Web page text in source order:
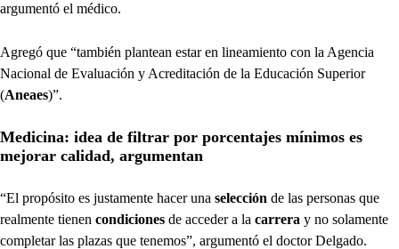
argumentó el médico.
Agregó que “también plantean estar en lineamiento con la Agencia
Nacional de Evaluación y Acreditación de la Educación Superior
(Aneaes)”.
Medicina: idea de filtrar por porcentajes mínimos es
mejorar calidad, argumentan
“El propósito es justamente hacer una selección de las personas que
realmente tienen condiciones de acceder a la carrera y no solamente
completar las plazas que tenemos”, argumentó el doctor Delgado.